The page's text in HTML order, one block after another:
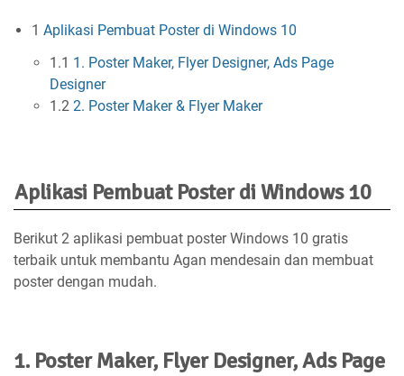
1 Aplikasi Pembuat Poster di Windows 10
1.1 1. Poster Maker, Flyer Designer, Ads Page
Designer
1.2 2. Poster Maker & Flyer Maker
Aplikasi Pembuat Poster di Windows 10
Berikut 2 aplikasi pembuat poster Windows 10 gratis
terbaik untuk membantu Agan mendesain dan membuat
poster dengan mudah.
1. Poster Maker, Flyer Designer, Ads Page